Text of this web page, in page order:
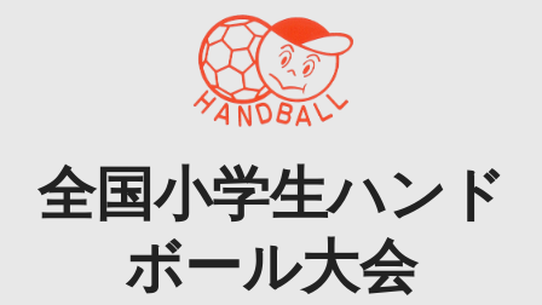
全国小学生ハンド
ボール大会